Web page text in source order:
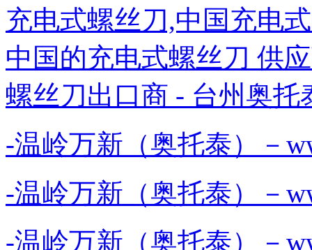
充电式螺丝刀,中国充电
中国的充电式螺丝刀 供
螺丝刀出口商 - 台州奥
-温岭万新（奥托泰）－
-温岭万新（奥托泰）－
-温岭万新（奥托泰）－